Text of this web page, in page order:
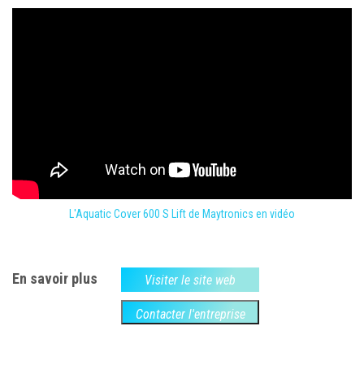
L'Aquatic Cover 600 S Lift de Maytronics en vidéo
En savoir plus Visiter le site web
Contacter l'entreprise